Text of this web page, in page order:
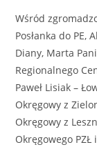
Wśród
Posłanka do PE,
Diany, Marta
Regionalnego
Paweł Lisiak –
Okręgowy z
Okręgowy z
Okręgowego